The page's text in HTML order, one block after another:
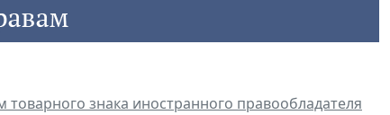
знака иностранного правообладателя